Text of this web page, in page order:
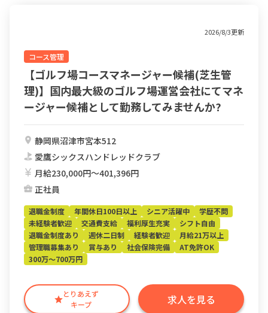
2026/8/3更新
コース管理
【ゴルフ場コースマネージャー候補(芝生管
理)】国内最大級のゴルフ場運営会社にてマネ
ージャー候補として勤務してみませんか?
静岡県沼津市宮本512
愛鷹シックスハンドレッドクラブ
月給230,000円〜401,396円
正社員
とりあえず
キープ
求人を見る
退職金制度 年間休日100日以上 シニア活躍中
学歴不問
未経験者歓迎
交通費支給 福利厚生充実
シフト自由
退職金制度あり
週休二日制 経験者歓迎
月給21万以上
管理職募集あり
賞与あり 社会保険完備
AT免許OK
300万～700万円